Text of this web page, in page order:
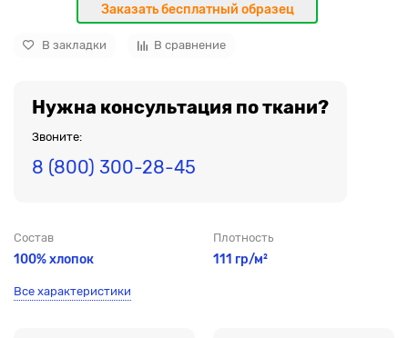
Заказать бесплатный образец
В закладки В сравнение
Нужна консультация по ткани?
Звоните:
8 (800) 300-28-45
Состав
100% хлопок
Плотность
111 гр/м²
Все характеристики